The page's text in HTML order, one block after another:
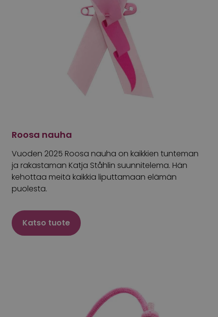
Roosa nauha
Vuoden 2025 Roosa nauha on kaikkien tunteman
ja rakastaman Katja Ståhlin suunnitelema. Hän
kehottaa meitä kaikkia liputtamaan elämän
puolesta.
Katso tuote